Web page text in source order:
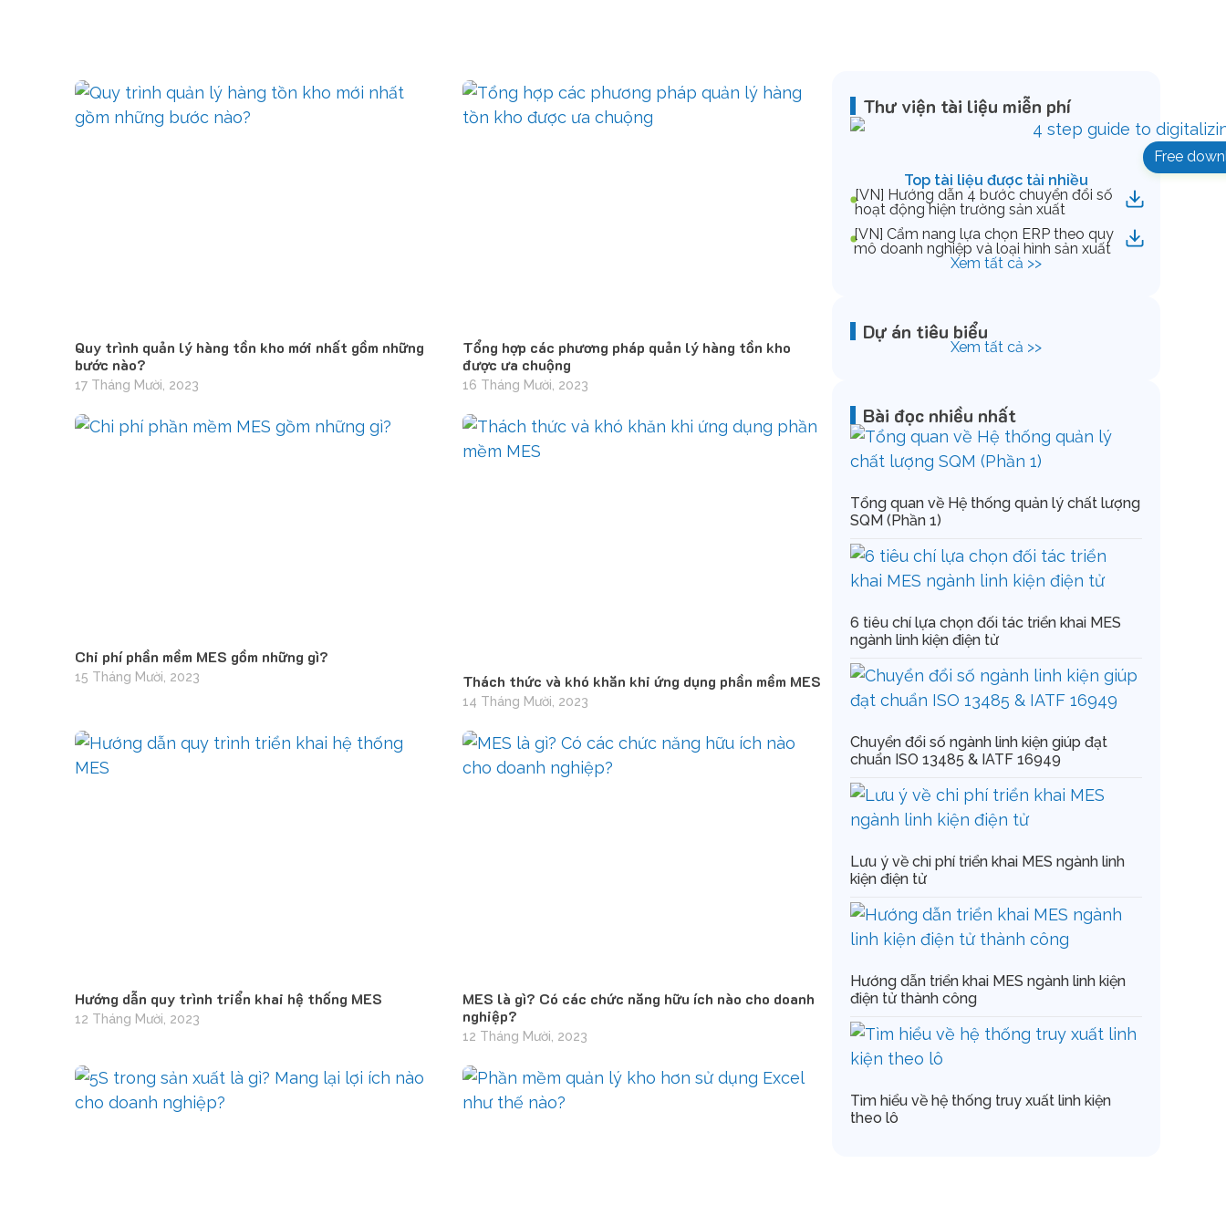
Quy trình quản lý hàng tồn kho mới nhất gồm những
bước nào?
17 Tháng Mười, 2023
Tổng hợp các phương pháp quản lý hàng tồn kho
được ưa chuộng
16 Tháng Mười, 2023
Chi phí phần mềm MES gồm những gì?
15 Tháng Mười, 2023 Thách thức và khó khăn khi ứng dụng phần mềm MES
14 Tháng Mười, 2023
Hướng dẫn quy trình triển khai hệ thống MES
12 Tháng Mười, 2023
MES là gì? Có các chức năng hữu ích nào cho doanh
nghiệp?
12 Tháng Mười, 2023
Thư viện tài liệu miễn phí
Free
Top tài liệu được tải nhiều
[VN] Hướng dẫn 4 bước chuyển đổi số
hoạt động hiện trường sản xuất
[VN] Cẩm nang lựa chọn ERP theo quy
mô doanh nghiệp và loại hình sản xuất
Xem tất cả >>
Dự án tiêu biểu
Xem tất cả >>
Bài đọc nhiều nhất
Tổng quan về Hệ thống quản lý chất lượng
SQM (Phần 1)
6 tiêu chí lựa chọn đối tác triển khai MES
ngành linh kiện điện tử
Chuyển đổi số ngành linh kiện giúp đạt
chuẩn ISO 13485 & IATF 16949
Lưu ý về chi phí triển khai MES ngành linh
kiện điện tử
Hướng dẫn triển khai MES ngành linh kiện
điện tử thành công
Tìm hiểu về hệ thống truy xuất linh kiện
theo lô